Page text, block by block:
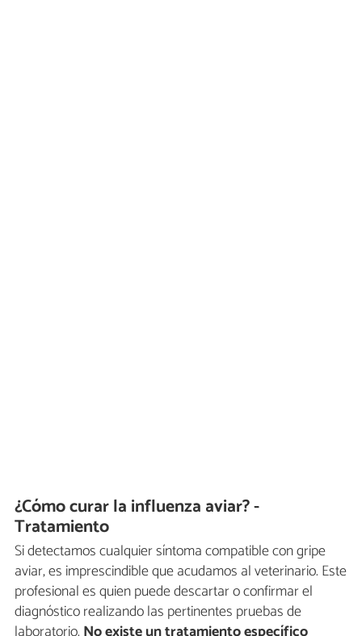
¿Cómo curar la influenza aviar? -
Tratamiento
Si detectamos cualquier síntoma compatible con gripe
aviar, es imprescindible que acudamos al veterinario. Este
profesional es quien puede descartar o confirmar el
diagnóstico realizando las pertinentes pruebas de